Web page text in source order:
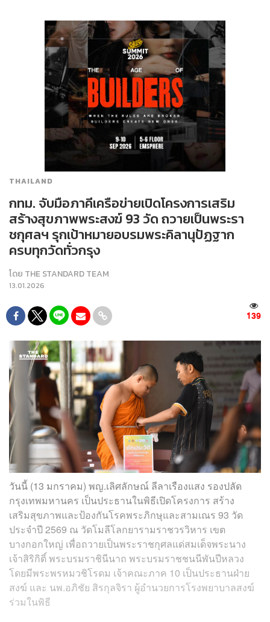
THAILAND
กทม. จับมือภาคีเครือข่ายเปิดโครงการเสริม
สร้างสุขภาพพระสงฆ์ 93 วัด ถวายเป็นพระรา
ชกุศลฯ รุกเป้าหมายอบรมพระคิลานุปัฏฐาก
ครบทุกวัดทั่วกรุง
โดย THE STANDARD TEAM
13.01.2026
139
วันนี้ (13 มกราคม) พญ.เลิศลักษณ์ ลีลาเรืองแสง รองปลัด
กรุงเทพมหานคร เป็นประธานในพิธีเปิดโครงการ สร้าง
เสริมสุขภาพและป้องกันโรคพระภิกษุและสามเณร 93 วัด
ประจำปี 2569 ณ วัดโมลีโลกยารามราชวรวิหาร เขต
บางกอกใหญ่ เพื่อถวายเป็นพระราชกุศลแด่สมเด็จพระนาง
เจ้าสิริกิติ์ พระบรมราชินีนาถ พระบรมราชชนนีพันปีหลวง
โดยมีพระพรหมวชิโรดม เจ้าคณะภาค 10 เป็นประธานฝ่าย
สงฆ์ และ นพ.อภิชัย สิรกุลจิรา ผู้อำนวยการโรงพยาบาลสงฆ์
ร่วมในพิธี